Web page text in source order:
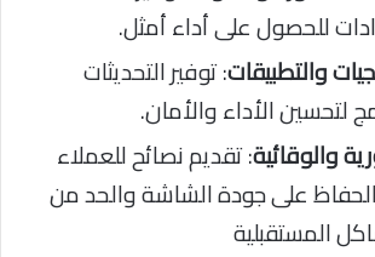
للحصول على أداء أمثل.
والتطبيقات: توفير التحديثات
لتحسين الأداء والأمان.
والوقائية: تقديم نصائح للعملاء
على جودة الشاشة والحد من
المستقبلية